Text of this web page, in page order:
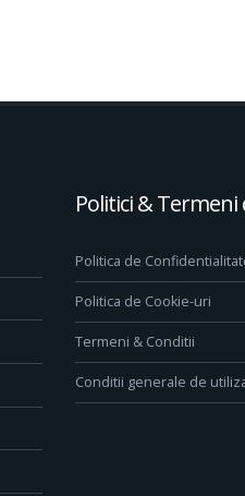
Politici &
Politica de
Politica de Cookie-uri
Termeni & Conditii
Conditii generale de